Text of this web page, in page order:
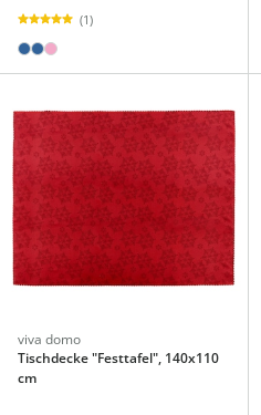
(1)
viva domo
Tischdecke "Festtafel", 140x110
cm